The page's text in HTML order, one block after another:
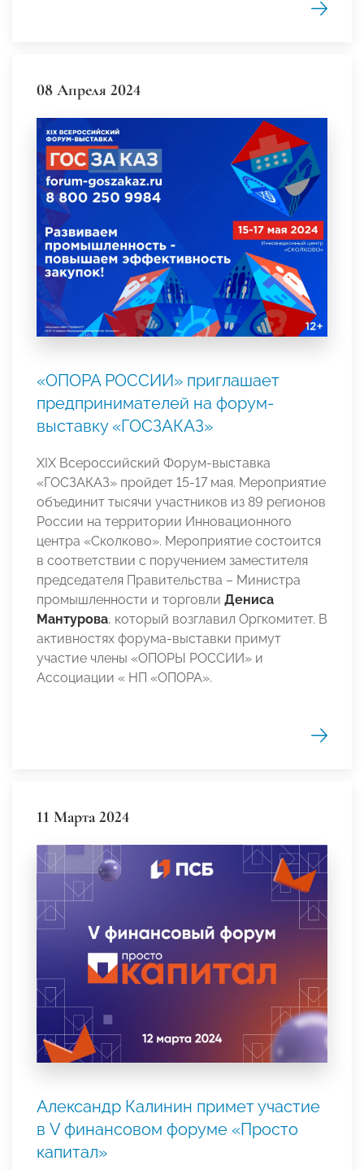
08 Апреля 2024
«ОПОРА РОССИИ» приглашает
предпринимателей на форум-
выставку «ГОСЗАКАЗ»
XIX Всероссийский Форум-выставка
«ГОСЗАКАЗ» пройдет 15-17 мая. Мероприятие
объединит тысячи участников из 89 регионов
России на территории Инновационного
центра «Сколково». Мероприятие состоится
в соответствии с поручением заместителя
председателя Правительства – Министра
промышленности и торговли Дениса
Мантурова, который возглавил Оргкомитет. В
активностях форума-выставки примут
участие члены «ОПОРЫ РОССИИ» и
Ассоциации « НП «ОПОРА».
11 Марта 2024
Александр Калинин примет участие
в V финансовом форуме «Просто
капитал»